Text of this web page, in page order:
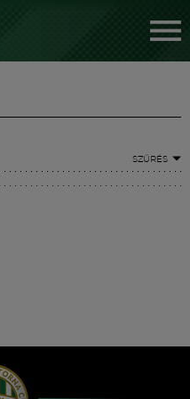
SZŰRÉS